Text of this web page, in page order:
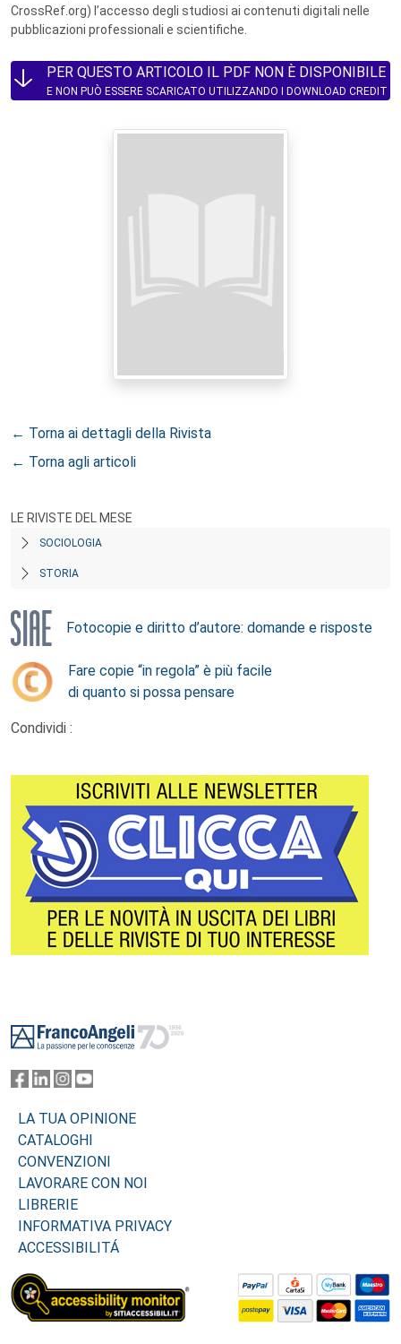
CrossRef.org) l’accesso degli studiosi ai contenuti digitali nelle
pubblicazioni professionali e scientifiche.
PER QUESTO ARTICOLO IL PDF NON È DISPONIBILE
E NON PUÒ ESSERE SCARICATO UTILIZZANDO I DOWNLOAD CREDIT
← Torna ai dettagli della Rivista
← Torna agli articoli
LE RIVISTE DEL MESE
SOCIOLOGIA
STORIA
Fotocopie e diritto d’autore: domande e risposte
Fare copie “in regola” è più facile
di quanto si possa pensare
Condividi :
LA TUA OPINIONE
CATALOGHI
CONVENZIONI
LAVORARE CON NOI
LIBRERIE
INFORMATIVA PRIVACY
ACCESSIBILITÁ